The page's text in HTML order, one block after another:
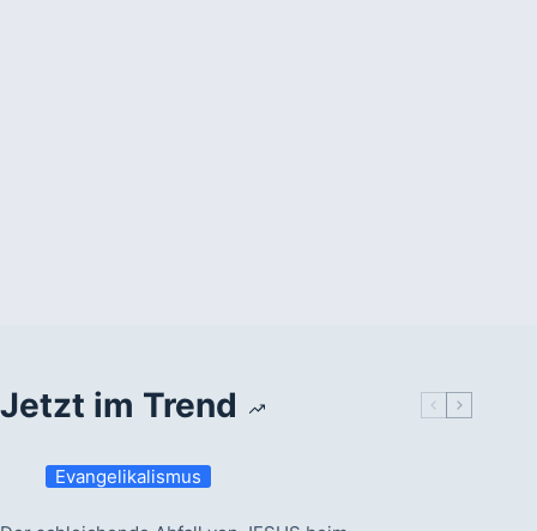
Jetzt im Trend
Evangelikalismus